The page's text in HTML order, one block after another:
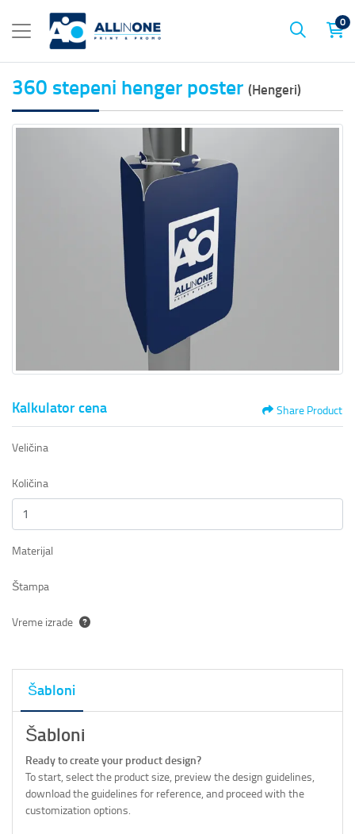
0
360 stepeni henger poster (Hengeri)
Kalkulator cena Share Product
Veličina
Količina
Materijal
Štampa
Vreme izrade
Šabloni
Šabloni
Ready to create your product design?
To start, select the product size, preview the design guidelines,
download the guidelines for reference, and proceed with the
customization options.